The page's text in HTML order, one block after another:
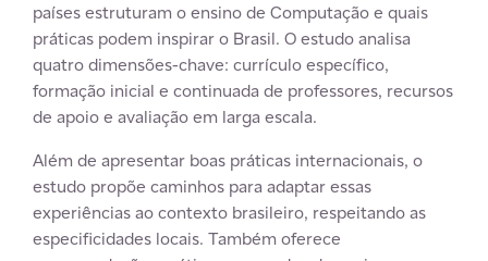
países estruturam o ensino de Computação e quais
práticas podem inspirar o Brasil. O estudo analisa
quatro dimensões-chave: currículo específico,
formação inicial e continuada de professores, recursos
de apoio e avaliação em larga escala.
Além de apresentar boas práticas internacionais, o
estudo propõe caminhos para adaptar essas
experiências ao contexto brasileiro, respeitando as
especificidades locais. Também oferece